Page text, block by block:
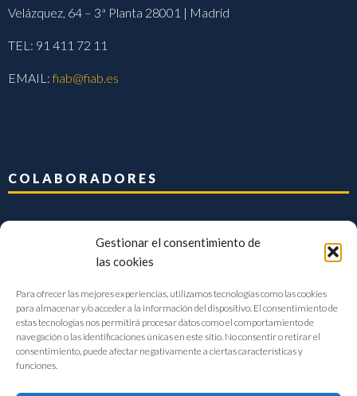
Gestionar el consentimiento de
las cookies
Para ofrecer las mejores experiencias, utilizamos tecnologías como las cookies
para almacenar y/o acceder a la información del dispositivo. El consentimiento de
estas tecnologías nos permitirá procesar datos como el comportamiento de
navegación o las identificaciones únicas en este sitio. No consentir o retirar el
consentimiento, puede afectar negativamente a ciertas características y
funciones.
Velázquez, 64 – 3ª Planta 28001 | Madrid
TEL: 91 411 72 11
EMAIL:fiab@fiab.es
COLABORADORES